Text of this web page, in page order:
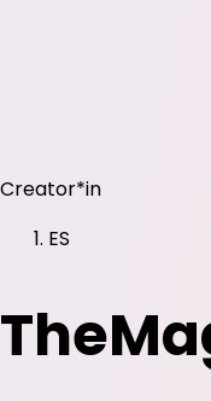
Creator*in
ES